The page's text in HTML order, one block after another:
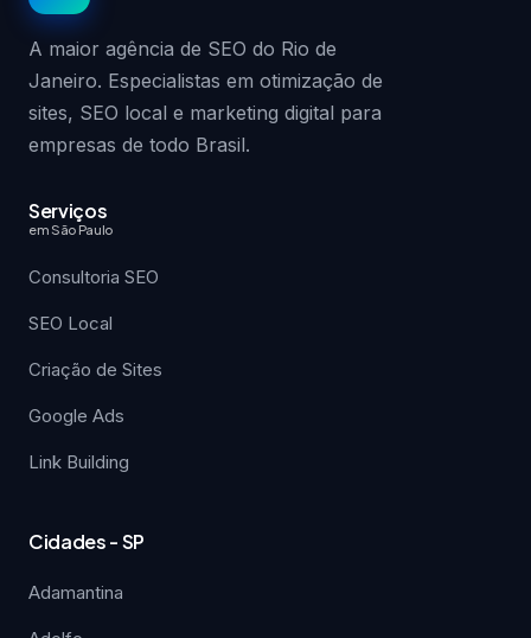
A maior agência de SEO do Rio de
Janeiro. Especialistas em otimização de
sites, SEO local e marketing digital para
empresas de todo Brasil.
Serviços
em São Paulo
Consultoria SEO
SEO Local
Criação de Sites
Google Ads
Link Building
Cidades - SP
Adamantina